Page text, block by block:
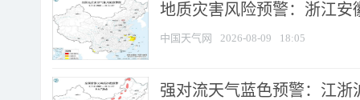
地质灾害风险预警：浙江安
中国天气网 2026-08-09 18:05
强对流天气蓝色预警：江浙